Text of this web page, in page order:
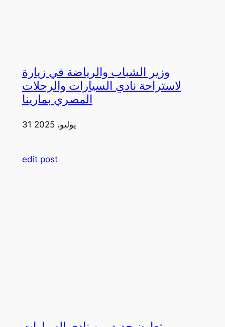
وزير الشباب والرياضة في زيارة
لاستراحة نادي السيارات والرحلات
المصري بمارينا
31 يوليو، 2025
edit post